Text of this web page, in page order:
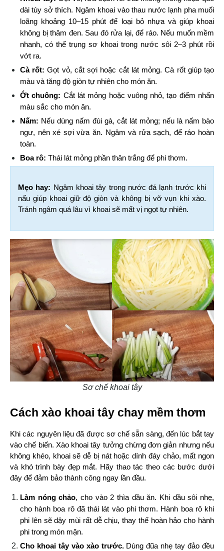
dài tùy sở thích. Ngâm khoai vào thau nước lạnh pha muối
loãng khoảng 10–15 phút để loại bỏ nhựa và giúp khoai
không bị thâm đen. Sau đó rửa lại, để ráo. Nếu muốn mềm
nhanh, có thể trụng sơ khoai trong nước sôi 2–3 phút rồi
vớt ra.
Cà rốt: Gọt vỏ, cắt sợi hoặc cắt lát mỏng. Cà rốt giúp tạo
màu và tăng độ giòn tự nhiên cho món ăn.
Ớt chuông: Cắt lát mỏng hoặc vuông nhỏ, tạo điểm nhấn
màu sắc cho món ăn.
Nấm: Nếu dùng nấm đùi gà, cắt lát mỏng; nếu là nấm bào
ngư, nên xé sợi vừa ăn. Ngâm và rửa sạch, để ráo hoàn
toàn.
Boa rô: Thái lát mỏng phần thân trắng để phi thơm.
Mẹo hay: Ngâm khoai tây trong nước đá lạnh trước khi
nấu giúp khoai giữ độ giòn và không bị vỡ vụn khi xào.
Tránh ngâm quá lâu vì khoai sẽ mất vị ngọt tự nhiên.
Sơ chế khoai tây
Cách xào khoai tây chay mềm thơm
Khi các nguyên liệu đã được sơ chế sẵn sàng, đến lúc bắt tay
vào chế biến. Xào khoai tây tưởng chừng đơn giản nhưng nếu
không khéo, khoai sẽ dễ bị nát hoặc dính đáy chảo, mất ngon
và khó trình bày đẹp mắt. Hãy thao tác theo các bước dưới
đây để đảm bảo thành công ngay lần đầu.
Làm nóng chảo, cho vào 2 thìa dầu ăn. Khi dầu sôi nhẹ,
cho hành boa rô đã thái lát vào phi thơm. Hành boa rô khi
phi lên sẽ dậy mùi rất dễ chịu, thay thế hoàn hảo cho hành
phi trong món mặn.
Cho khoai tây vào xào trước. Dùng đũa nhẹ tay đảo đều